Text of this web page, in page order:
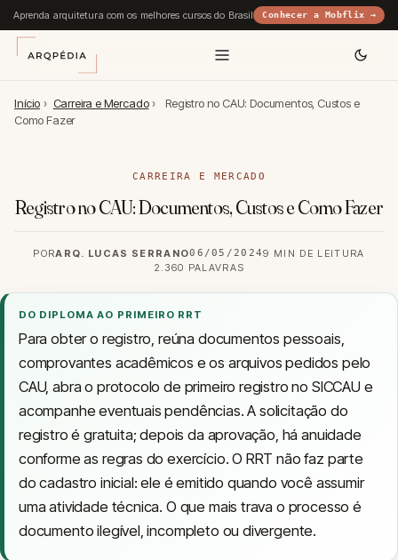
Aprenda arquitetura com os melhores cursos do Brasil Conhecer a Mobflix →
Início › Carreira e Mercado ›
Registro no CAU: Documentos, Custos e
Como Fazer
CARREIRA E MERCADO
Registro no CAU: Documentos, Custos e Como Fazer
PORARQ. LUCAS SERRANO06/05/20249 MIN DE LEITURA
2.360 PALAVRAS
DO DIPLOMA AO PRIMEIRO RRT
Para obter o registro, reúna documentos pessoais,
comprovantes acadêmicos e os arquivos pedidos pelo
CAU, abra o protocolo de primeiro registro no SICCAU e
acompanhe eventuais pendências. A solicitação do
registro é gratuita; depois da aprovação, há anuidade
conforme as regras do exercício. O RRT não faz parte
do cadastro inicial: ele é emitido quando você assumir
uma atividade técnica. O que mais trava o processo é
documento ilegível, incompleto ou divergente.